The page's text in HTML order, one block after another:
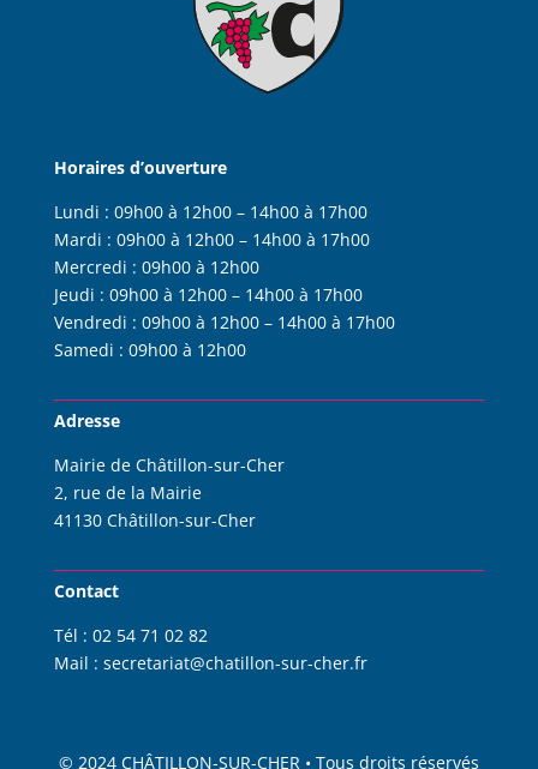
Horaires d’ouverture
Lundi : 09h00 à 12h00 – 14h00 à 17h00
Mardi : 09h00 à 12h00 – 14h00 à 17h00
Mercredi : 09h00 à 12h00
Jeudi : 09h00 à 12h00 – 14h00 à 17h00
Vendredi : 09h00 à 12h00 – 14h00 à 17h00
Samedi : 09h00 à 12h00
Adresse
Mairie de Châtillon-sur-Cher
2, rue de la Mairie
41130 Châtillon-sur-Cher
Contact
Tél : 02 54 71 02 82
Mail : secretariat@chatillon-sur-cher.fr
© 2024 CHÂTILLON-SUR-CHER • Tous droits réservés